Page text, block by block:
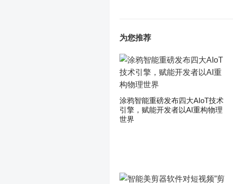
为您推荐
涂鸦智能重磅发布四大AIoT技术
引擎，赋能开发者以AI重构物理
世界